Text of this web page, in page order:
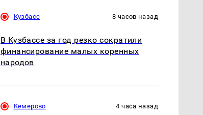
Кузбасс 8 часов назад
В Кузбассе за год резко сократили
финансирование малых коренных
народов
Кемерово 4 часа назад